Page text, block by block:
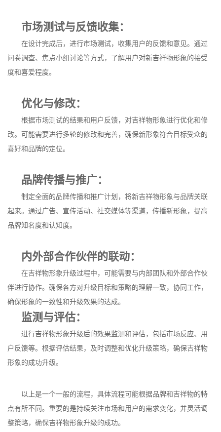
市场测试与反馈收集：
在设计完成后，进行市场测试，收集用户的反馈和意见。通过
问卷调查、焦点小组讨论等方式，了解用户对新吉祥物形象的接受
度和喜爱程度。
优化与修改：
根据市场测试的结果和用户反馈，对吉祥物形象进行优化和修
改。可能需要进行多轮的修改和完善，确保新形象符合目标受众的
喜好和品牌的定位。
品牌传播与推广：
制定全面的品牌传播和推广计划，将新吉祥物形象与品牌关联
起来。通过广告、宣传活动、社交媒体等渠道，传播新形象，提高
品牌知名度和认知度。
内外部合作伙伴的联动：
在吉祥物形象升级过程中，可能需要与内部团队和外部合作伙
伴进行协作。确保各方对升级目标和策略的理解一致，协同工作，
确保形象的一致性和升级效果的达成。
监测与评估：
进行吉祥物形象升级后的效果监测和评估，包括市场反应、用
户反馈等。根据评估结果，及时调整和优化升级策略，确保吉祥物
形象的成功升级。
以上是一个一般的流程，具体流程可能根据品牌和吉祥物的特
点有所不同。重要的是持续关注市场和用户的需求变化，并灵活调
整策略，确保吉祥物形象升级的成功。